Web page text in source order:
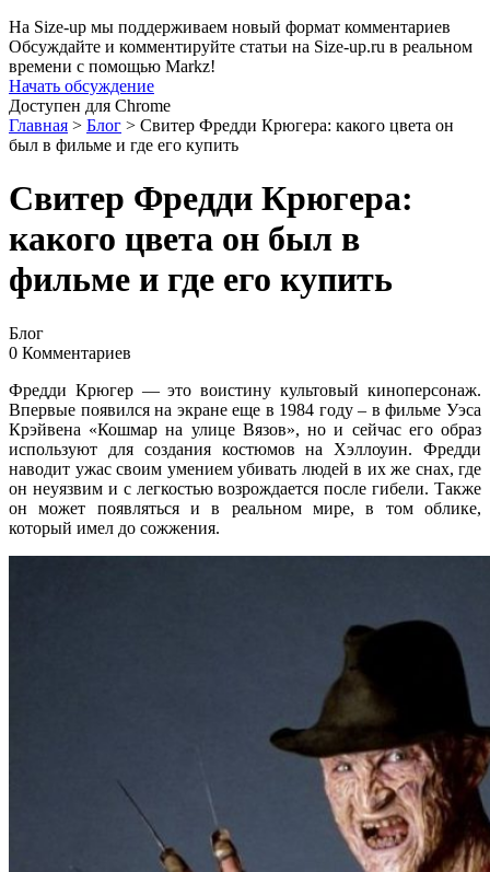
На Size-up мы поддерживаем новый формат комментариев
Обсуждайте и комментируйте статьи на Size-up.ru в реальном
времени с помощью Markz!
Начать обсуждение
Доступен для Chrome
Главная > Блог > Свитер Фредди Крюгера: какого цвета он
был в фильме и где его купить
Свитер Фредди Крюгера:
какого цвета он был в
фильме и где его купить
Блог
0 Комментариев
Фредди Крюгер — это воистину культовый киноперсонаж.
Впервые появился на экране еще в 1984 году – в фильме Уэса
Крэйвена «Кошмар на улице Вязов», но и сейчас его образ
используют для создания костюмов на Хэллоуин. Фредди
наводит ужас своим умением убивать людей в их же снах, где
он неуязвим и с легкостью возрождается после гибели. Также
он может появляться и в реальном мире, в том облике,
который имел до сожжения.